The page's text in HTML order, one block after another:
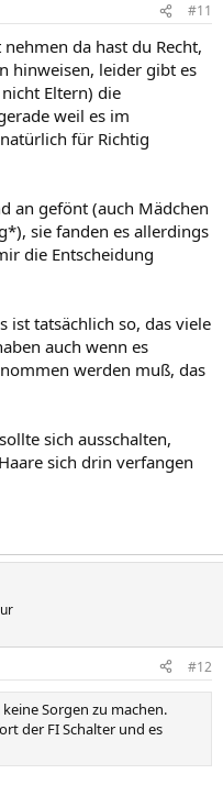
#11
da hast du Recht,
hinweisen, leider gibt es
Eltern) die
weil es im
für Richtig
an gefönt (auch Mädchen
sie fanden es allerdings
die Entscheidung
ist tatsächlich so, das viele
auch wenn es
werden muß, das
sich ausschalten,
sich drin verfangen
#12
Sorgen zu machen.
der FI Schalter und es